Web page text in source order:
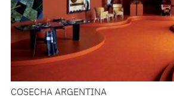
COSECHA ARGENTINA